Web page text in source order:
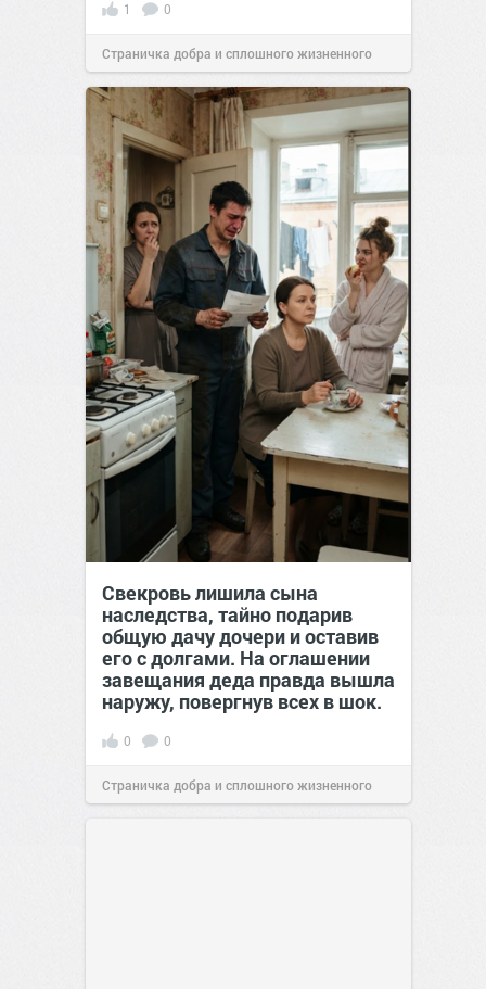
1 0
Страничка добра и сплошного жизненного
позитива!00:28Вчера
Свекровь лишила сына
наследства, тайно подарив
общую дачу дочери и оставив
его с долгами. На оглашении
завещания деда правда вышла
наружу, повергнув всех в шок.
0 0
Страничка добра и сплошного жизненного